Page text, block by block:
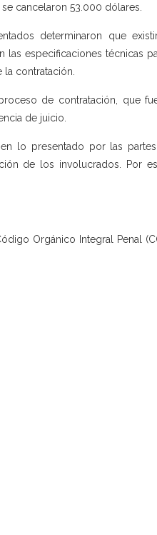
cancelaron 53.000 dólares.
determinaron que
especificaciones técnicas
contratación.
de contratación, que
de juicio.
lo presentado por las partes
de los involucrados. Por
Orgánico Integral Penal